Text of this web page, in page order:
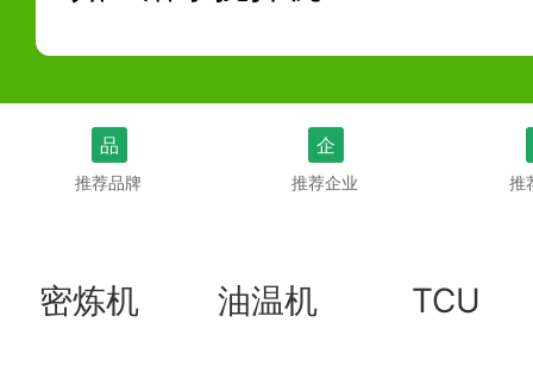
品
推荐品牌
企
推荐企业 推
密炼机 油温机 TCU